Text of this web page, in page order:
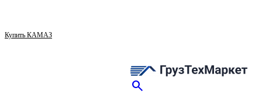
Купить КАМАЗ
search